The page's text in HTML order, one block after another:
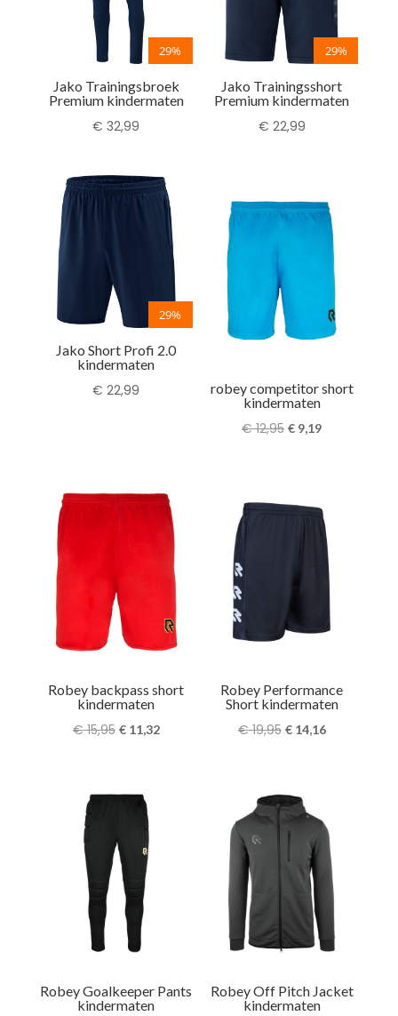
29%
Jako Trainingsbroek
Premium kindermaten
€ 32,99
29%
Jako Trainingsshort
Premium kindermaten
€ 22,99
29%
Jako Short Profi 2.0
kindermaten
€ 22,99
robey competitor short
kindermaten
€12,95 Oorspronkelijke
€ 9,19Huidige
Robey backpass short
kindermaten
€15,95 Oorspronkelijke
€ 15,95.
€11,32Huidige
Robey Performance
Short kindermaten
€19,95 Oorspronkelijke
€ 19,95.
€14,16Huidige
Robey Goalkeeper Pants
kindermaten
Robey Off Pitch Jacket
kindermaten